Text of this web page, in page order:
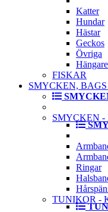
Katter
Hundar
Hästar
Geckos
Övriga
FISKAR
SMYCKEN,
SMYCKEN -
Ringar
TUNIKOR -